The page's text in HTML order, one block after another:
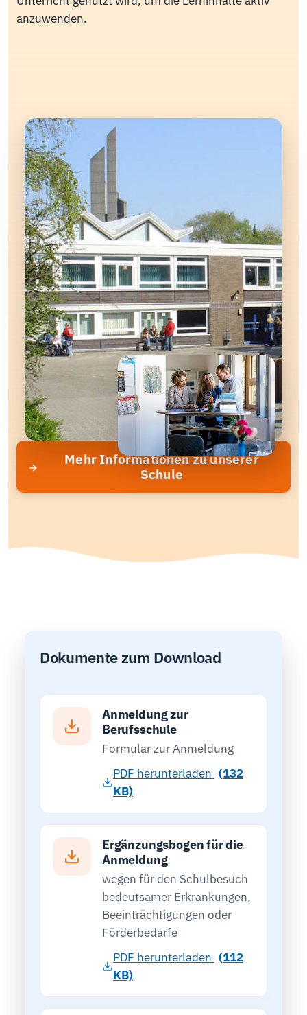
anzuwenden.
Bildbox
Mehr Informationen zu unserer
Schule
Dokumente zum Download
Anmeldung zur
Berufsschule
Formular zur Anmeldung
PDF herunterladen (132
KB)
Ergänzungsbogen für die
Anmeldung
wegen für den Schulbesuch
bedeutsamer Erkrankungen,
Beeinträchtigungen oder
Förderbedarfe
PDF herunterladen (112
KB)